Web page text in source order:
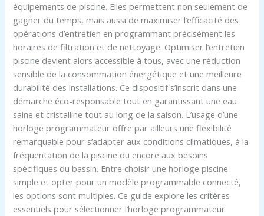
équipements de piscine. Elles permettent non seulement de
gagner du temps, mais aussi de maximiser l’efficacité des
opérations d’entretien en programmant précisément les
horaires de filtration et de nettoyage. Optimiser l’entretien
piscine devient alors accessible à tous, avec une réduction
sensible de la consommation énergétique et une meilleure
durabilité des installations. Ce dispositif s’inscrit dans une
démarche éco-responsable tout en garantissant une eau
saine et cristalline tout au long de la saison. L’usage d’une
horloge programmateur offre par ailleurs une flexibilité
remarquable pour s’adapter aux conditions climatiques, à la
fréquentation de la piscine ou encore aux besoins
spécifiques du bassin. Entre choisir une horloge piscine
simple et opter pour un modèle programmable connecté,
les options sont multiples. Ce guide explore les critères
essentiels pour sélectionner l’horloge programmateur